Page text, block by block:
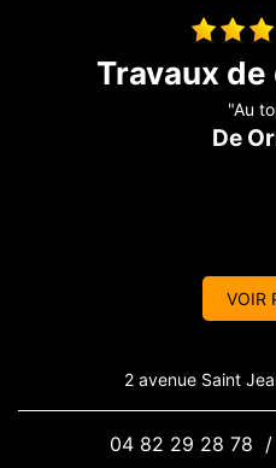
"Super travaux ???????? bien
VOIR
2 avenue Saint
04 82 29 28 78 /